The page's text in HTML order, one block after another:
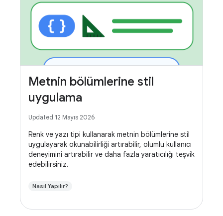
Metnin bölümlerine stil
uygulama
Updated 12 Mayıs 2026
Renk ve yazı tipi kullanarak metnin bölümlerine stil
uygulayarak okunabilirliği artırabilir, olumlu kullanıcı
deneyimini artırabilir ve daha fazla yaratıcılığı teşvik
edebilirsiniz.
Nasıl Yapılır?